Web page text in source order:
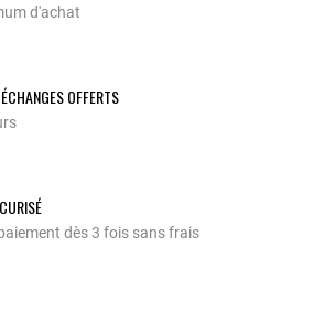
d'achat
OFFERTS
dès 3 fois sans frais